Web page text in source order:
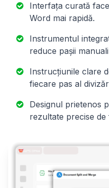
Interfața curată
Word mai rapidă.
Instrumentul
reduce pașii
Instrucțiunile clare
fiecare pas al
Designul prietenos
rezultate precise de